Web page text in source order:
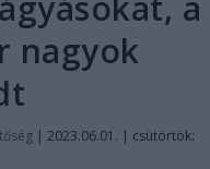
nagyok
| 2023.06.01. | csütörtök: